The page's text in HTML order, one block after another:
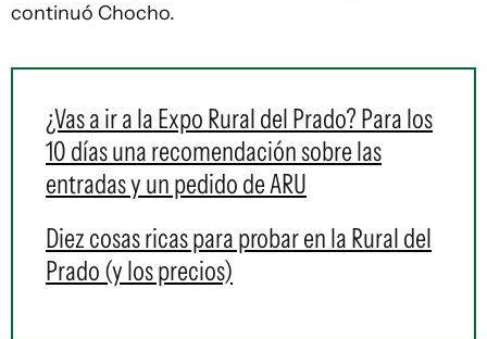
continuó Chocho.
¿Vas a ir a la Expo Rural del Prado? Para los
10 días una recomendación sobre las
entradas y un pedido de ARU
Diez cosas ricas para probar en la Rural del
Prado (y los precios)